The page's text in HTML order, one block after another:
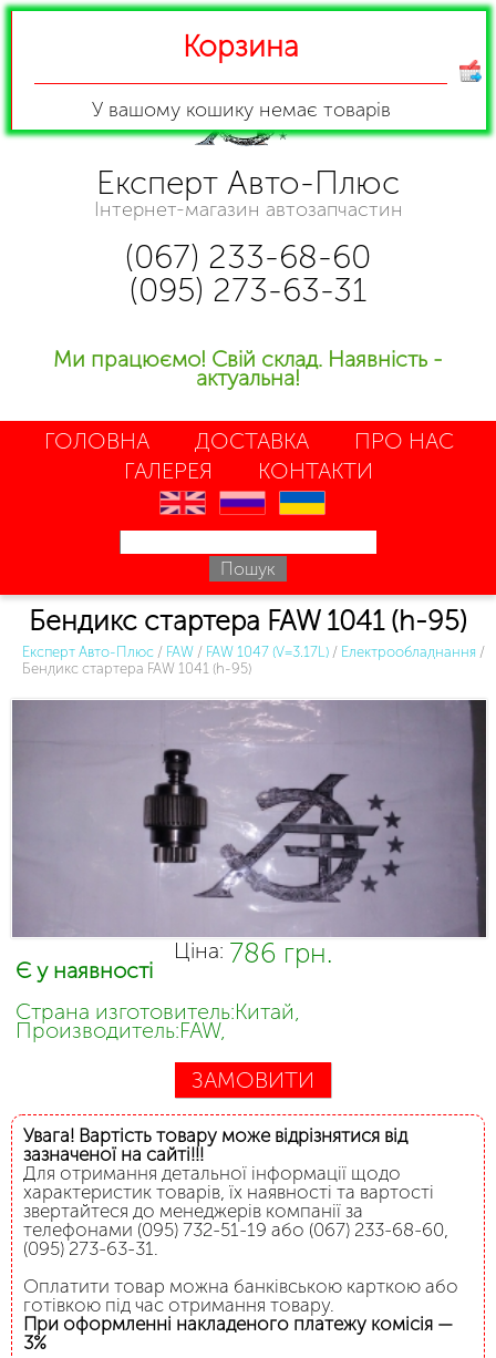
Експерт Авто-Плюс
Інтернет-магазин автозапчастин
(067) 233-68-60
(095) 273-63-31
Ми працюємо! Свій склад. Наявність -
актуальна!
ГОЛОВНА ДОСТАВКА
ПРО НАС
ГАЛЕРЕЯ
КОНТАКТИ
en ru uk
Бендикс стартера FAW 1041 (h-95)
Експерт Авто-Плюс / FAW / FAW 1047 (V=3.17L) / Електрообладнання /
Бендикс стартера FAW 1041 (h-95)
Ціна: 786 грн.
Є у наявності
Страна изготовитель:Китай,
Производитель:FAW,
ЗАМОВИТИ
Увага! Вартість товару може відрізнятися від
зазначеної на сайті!!!
Для отримання детальної інформації щодо
характеристик товарів, їх наявності та вартості
звертайтеся до менеджерів компанії за
телефонами (095) 732-51-19 або (067) 233-68-60,
(095) 273-63-31.
Оплатити товар можна банківською карткою або
готівкою під час отримання товару.
При оформленні накладеного платежу комісія —
3%
Корзина
У вашому кошику немає товарів